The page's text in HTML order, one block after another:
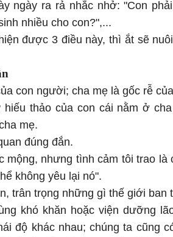
ngày ra rả nhắc nhở: "Con
nhiều cho con?",...
được 3 điều này, thì ắt sẽ
con người; cha mẹ là gốc rễ
thảo của con cái nằm ở
mẹ.
đúng đắn.
nhưng tình cảm tôi trao là
không yêu lại nó".
trân trọng những gì thế giới ban
khó khăn hoặc viện dưỡng
độ khác nhau; chúng ta cũng